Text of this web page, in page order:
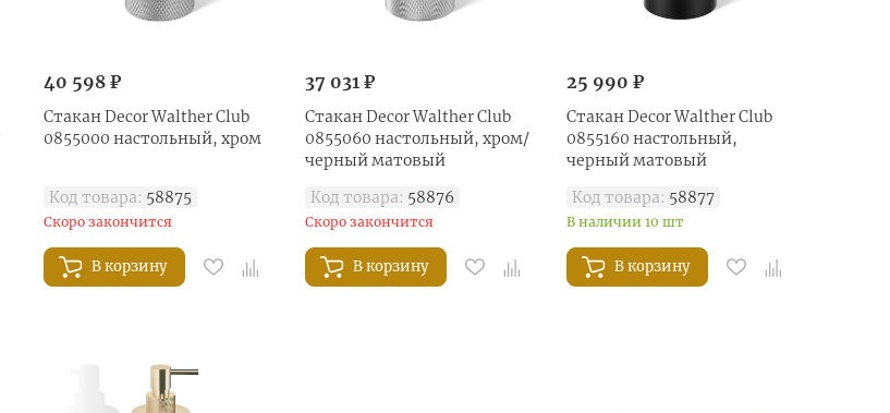
40 598 ₽
Стакан Decor Walther Club
0855000 настольный, хром
Код товара: 58875
Скоро закончится
В корзину
37 031 ₽
Стакан Decor Walther Club
0855060 настольный, хром/
черный матовый
Код товара: 58876
Скоро закончится
В корзину
25 990 ₽
Стакан Decor Walther Club
0855160 настольный,
черный матовый
Код товара: 58877
В наличии 10 шт
В корзину